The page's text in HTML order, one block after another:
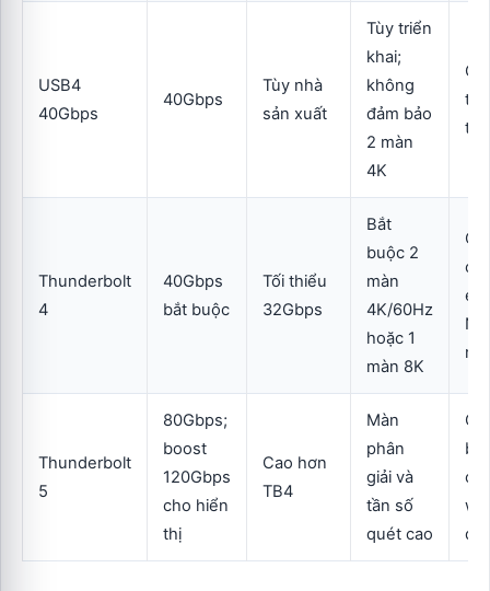
USB4
40Gbps
40Gbps
Tùy nhà
sản xuất
Tùy triển
khai;
không
đảm bảo
2 màn
4K
tra
Thunderbolt
4
40Gbps
bắt buộc
Tối thiểu
32Gbps
Bắt
buộc 2
màn
4K/60Hz
hoặc 1
màn 8K
Thunderbolt
5
80Gbps;
boost
120Gbps
cho hiển
thị
Cao hơn
TB4
Màn
phân
giải và
tần số
quét cao
di